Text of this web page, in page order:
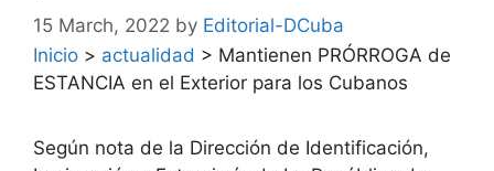
15 March, 2022 by Editorial-DCuba
Inicio > actualidad > Mantienen PRÓRROGA de
ESTANCIA en el Exterior para los Cubanos
Según nota de la Dirección de Identificación,